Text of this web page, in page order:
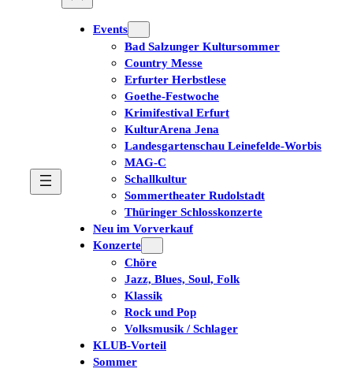
Events
Bad Salzunger Kultursommer
Country Messe
Erfurter Herbstlese
Goethe-Festwoche
Krimifestival Erfurt
KulturArena Jena
Landesgartenschau Leinefelde-Worbis
MAG-C
Schallkultur
Sommertheater Rudolstadt
Thüringer Schlosskonzerte
Neu im Vorverkauf
Konzerte
Chöre
Jazz, Blues, Soul, Folk
Klassik
Rock und Pop
Volksmusik / Schlager
KLUB-Vorteil
Sommer